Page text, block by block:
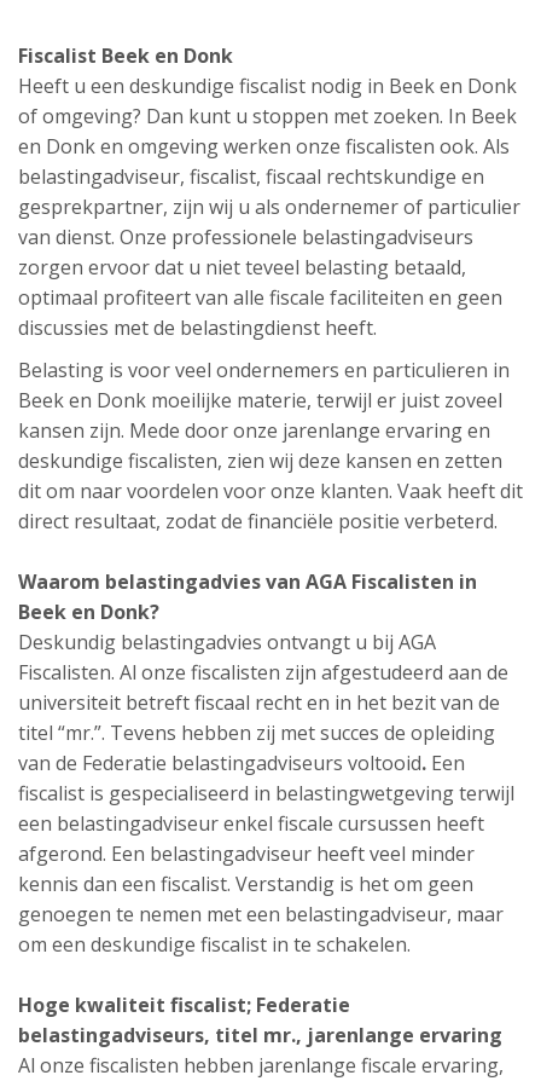
Fiscalist Beek en Donk
Heeft u een deskundige fiscalist nodig in Beek en Donk
of omgeving? Dan kunt u stoppen met zoeken. In Beek
en Donk en omgeving werken onze fiscalisten ook. Als
belastingadviseur, fiscalist, fiscaal rechtskundige en
gesprekpartner, zijn wij u als ondernemer of particulier
van dienst. Onze professionele belastingadviseurs
zorgen ervoor dat u niet teveel belasting betaald,
optimaal profiteert van alle fiscale faciliteiten en geen
discussies met de belastingdienst heeft.
Belasting is voor veel ondernemers en particulieren in
Beek en Donk moeilijke materie, terwijl er juist zoveel
kansen zijn. Mede door onze jarenlange ervaring en
deskundige fiscalisten, zien wij deze kansen en zetten
dit om naar voordelen voor onze klanten. Vaak heeft dit
direct resultaat, zodat de financiële positie verbeterd.
Waarom belastingadvies van AGA Fiscalisten in
Beek en Donk?
Deskundig belastingadvies ontvangt u bij AGA
Fiscalisten. Al onze fiscalisten zijn afgestudeerd aan de
universiteit betreft fiscaal recht en in het bezit van de
titel “mr.”. Tevens hebben zij met succes de opleiding
van de Federatie belastingadviseurs voltooid. Een
fiscalist is gespecialiseerd in belastingwetgeving terwijl
een belastingadviseur enkel fiscale cursussen heeft
afgerond. Een belastingadviseur heeft veel minder
kennis dan een fiscalist. Verstandig is het om geen
genoegen te nemen met een belastingadviseur, maar
om een deskundige fiscalist in te schakelen.
Hoge kwaliteit fiscalist; Federatie
belastingadviseurs, titel mr., jarenlange ervaring
Al onze fiscalisten hebben jarenlange fiscale ervaring,